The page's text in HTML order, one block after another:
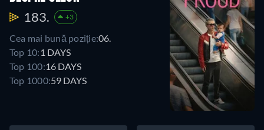
183. +3
Cea mai bună poziție:06.
Top 10: 1 DAYS
Top 100:16 DAYS
Top 1000:59 DAYS